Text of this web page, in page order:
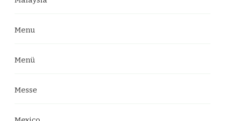
Menu
Menü
Messe